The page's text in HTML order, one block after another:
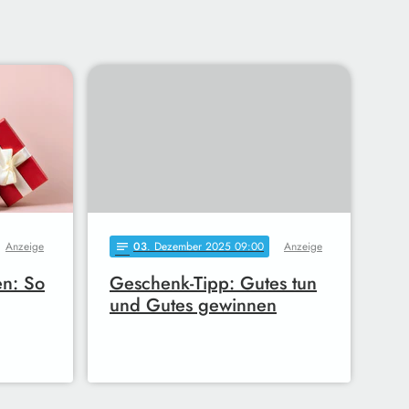
Anzeige
So
notes 03. Dezember 2025 09:00 Anzeige
Geschenk-Tipp: Gutes tun
und Gutes gewinnen